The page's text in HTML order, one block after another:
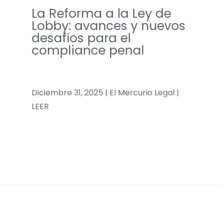
La Reforma a la Ley de
Lobby: avances y nuevos
desafíos para el
compliance penal
Diciembre 31, 2025 | El Mercurio Legal |
LEER